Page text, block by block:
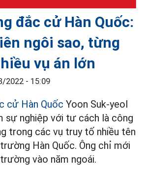
đắc cử Hàn Quốc:
ngôi sao, từng
vụ án lớn
2022 - 15:09
cử Hàn Quốc Yoon Suk-yeol
sự nghiệp với tư cách là công
trong các vụ truy tố nhiều tên
Hàn Quốc. Ông chỉ mới
vào năm ngoái.